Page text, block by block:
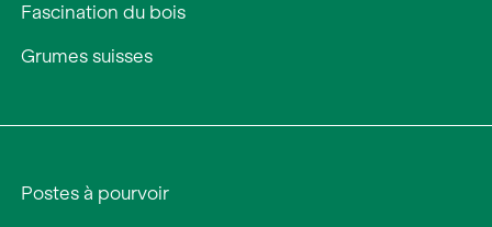
Fascination du bois
Grumes suisses
Postes à pourvoir